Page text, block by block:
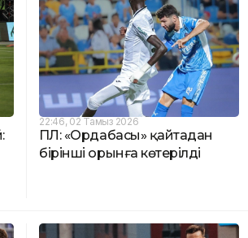
22:46, 02 Тамыз 2026
ҚПЛ: «Ордабасы» қайтадан
бірінші орынға көтерілді